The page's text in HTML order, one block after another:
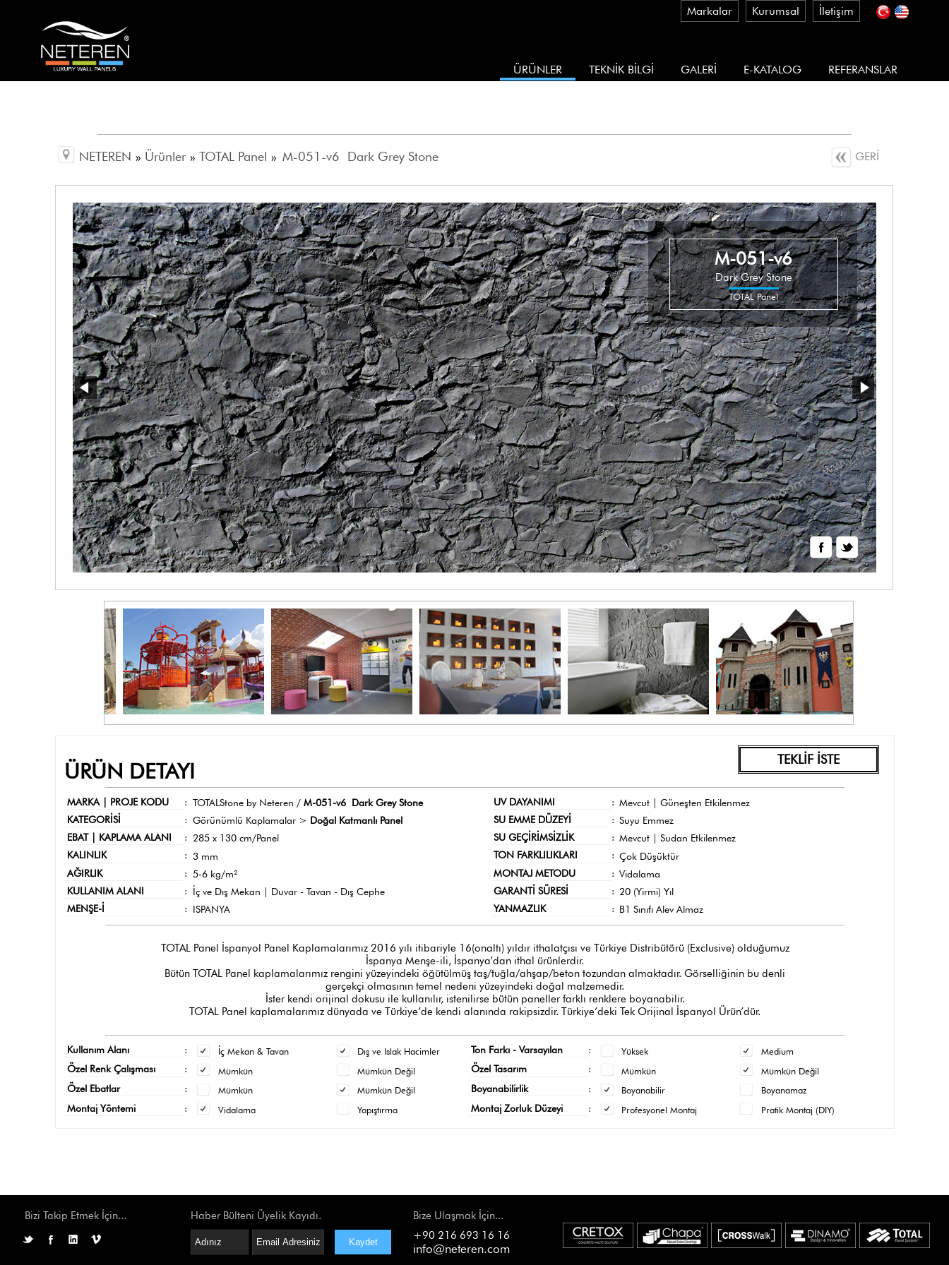
Markalar Kurumsal İletişim
ÜRÜNLER TEKNİK BİLGİ GALERİ E-KATALOG REFERANSLAR
NETEREN » Ürünler » TOTAL Panel » M-051-v6 Dark Grey Stone GERİ
M-051-v6
Dark Grey Stone
TOTAL Panel
ÜRÜN DETAYI TEKLİF İSTE
MARKA | PROJE KODU : TOTALStone by Neteren / M-051-v6 Dark Grey Stone UV DAYANIMI : Mevcut | Güneşten Etkilenmez
KATEGORİSİ
: Görünümlü Kaplamalar > Doğal Katmanlı Panel SU EMME DÜZEYİ : Suyu Emmez
EBAT | KAPLAMA ALANI
: 285 x 130 cm/Panel SU GEÇİRİMSİZLİK : Mevcut | Sudan Etkilenmez
KALINLIK
: 3 mm TON FARKLILIKLARI : Çok Düşüktür
AĞIRLIK
: 5-6 kg/m² MONTAJ METODU : Vidalama
KULLANIM ALANI
: İç ve Dış Mekan | Duvar - Tavan - Dış Cephe GARANTİ SÜRESİ : 20 (Yirmi) Yıl
MENŞE-İ
: ISPANYA YANMAZLIK : B1 Sınıfı Alev Almaz
TOTAL Panel İspanyol Panel Kaplamalarımız 2016 yılı itibariyle 16(onaltı) yıldır ithalatçısı ve Türkiye Distribütörü (Exclusive) olduğumuz
İspanya Menşe-ili, İspanya’dan ithal ürünlerdir.
Bütün TOTAL Panel kaplamalarımız rengini yüzeyindeki öğütülmüş taş/tuğla/ahşap/beton tozundan almaktadır. Görselliğinin bu denli
gerçekçi olmasının temel nedeni yüzeyindeki doğal malzemedir.
İster kendi orijinal dokusu ile kullanılır, istenilirse bütün paneller farklı renklere boyanabilir.
TOTAL Panel kaplamalarımız dünyada ve Türkiye’de kendi alanında rakipsizdir. Türkiye’deki Tek Orijinal İspanyol Ürün’dür.
Kullanım Alanı : İç Mekan & Tavan Dış ve Islak Hacimler Ton Farkı - Varsayılan : Yüksek
Medium
Özel Renk Çalışması
: Mümkün Mümkün Değil Özel Tasarım : Mümkün
Mümkün Değil
Özel Ebatlar
: Mümkün Mümkün Değil Boyanabilirlik : Boyanabilir
Boyanamaz
Montaj Yöntemi
: Vidalama Yapıştırma Montaj Zorluk Düzeyi : Profesyonel Montaj Pratik Montaj (DIY)
Bizi Takip Etmek İçin... Haber Bülteni Üyelik Kayıdı.
Bize Ulaşmak İçin...
+90 216 693 16 16
info@neteren.com